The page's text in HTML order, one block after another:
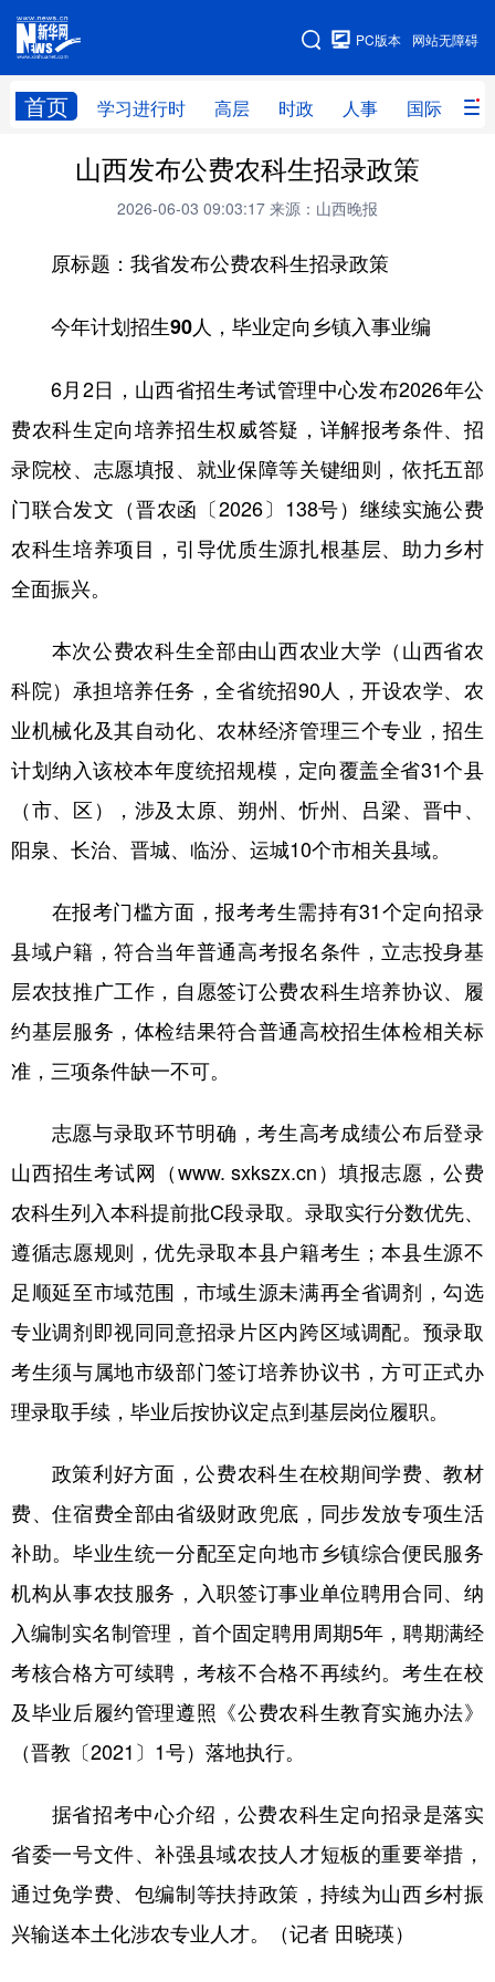
网站无障碍
PC版本
首页 学习进行时 高层 时政 人事 国际 财
网站地图
学习进行时 高层 时政 人事
财经 网评
台湾 思客智库 全球连线
访谈 视频 图片 政务
法律 中央文件 金融 汽车
学术中国 乡村振兴 银龄 溯源中国
城市
公益 一带一路 亚太网 上市公司
文化产业
地方频道
北京 天津 河北 山西
辽宁 吉林 上海 江苏
浙江 安徽 福建 江西
山东 河南 湖北 湖南
广东 广西 海南 重庆
陕西 甘肃 青海 宁夏
新疆 内蒙古 黑龙江
多语种频道
Русский язык 日本語 한국어
Deutsch Português
山西发布公费农科生招录政策
2026-06-03 09:03:17 来源：山西晚报
原标题：我省发布公费农科生招录政策
今年计划招生90人，毕业定向乡镇入事业编
6月2日，山西省招生考试管理中心发布2026年公
费农科生定向培养招生权威答疑，详解报考条件、招
录院校、志愿填报、就业保障等关键细则，依托五部
门联合发文（晋农函〔2026〕138号）继续实施公费
农科生培养项目，引导优质生源扎根基层、助力乡村
全面振兴。
本次公费农科生全部由山西农业大学（山西省农
科院）承担培养任务，全省统招90人，开设农学、农
业机械化及其自动化、农林经济管理三个专业，招生
计划纳入该校本年度统招规模，定向覆盖全省31个县
（市、区），涉及太原、朔州、忻州、吕梁、晋中、
阳泉、长治、晋城、临汾、运城10个市相关县域。
在报考门槛方面，报考考生需持有31个定向招录
县域户籍，符合当年普通高考报名条件，立志投身基
层农技推广工作，自愿签订公费农科生培养协议、履
约基层服务，体检结果符合普通高校招生体检相关标
准，三项条件缺一不可。
志愿与录取环节明确，考生高考成绩公布后登录
山西招生考试网（www. sxkszx.cn）填报志愿，公费
农科生列入本科提前批C段录取。录取实行分数优先、
遵循志愿规则，优先录取本县户籍考生；本县生源不
足顺延至市域范围，市域生源未满再全省调剂，勾选
专业调剂即视同同意招录片区内跨区域调配。预录取
考生须与属地市级部门签订培养协议书，方可正式办
理录取手续，毕业后按协议定点到基层岗位履职。
政策利好方面，公费农科生在校期间学费、教材
费、住宿费全部由省级财政兜底，同步发放专项生活
补助。毕业生统一分配至定向地市乡镇综合便民服务
机构从事农技服务，入职签订事业单位聘用合同、纳
入编制实名制管理，首个固定聘用周期5年，聘期满经
考核合格方可续聘，考核不合格不再续约。考生在校
及毕业后履约管理遵照《公费农科生教育实施办法》
（晋教〔2021〕1号）落地执行。
据省招考中心介绍，公费农科生定向招录是落实
省委一号文件、补强县域农技人才短板的重要举措，
通过免学费、包编制等扶持政策，持续为山西乡村振
兴输送本土化涉农专业人才。（记者 田晓瑛）